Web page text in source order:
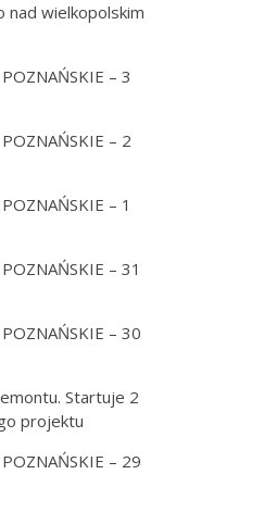
nad wielkopolskim
– 3
– 2
– 1
– 31
– 30
Startuje 2
projektu
– 29